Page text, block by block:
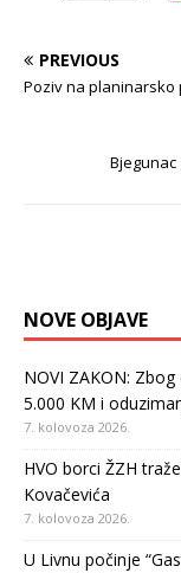
PREVIOUS
Poziv na planinarsko
NOVE OBJAVE
NOVI ZAKON:
5.000 KM i
7. kolovoza 2026.
HVO borci ŽZH
Kovačevića
7. kolovoza 2026.
U Livnu počinje